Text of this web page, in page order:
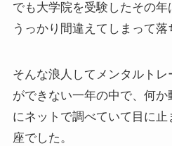
でも大学院を受験したその
うっかり間違えてしまって
そんな浪人してメンタルト
ができない一年の中で、何
にネットで調べていて目に
座でした。